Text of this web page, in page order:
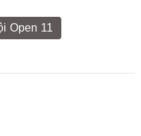
Open 11